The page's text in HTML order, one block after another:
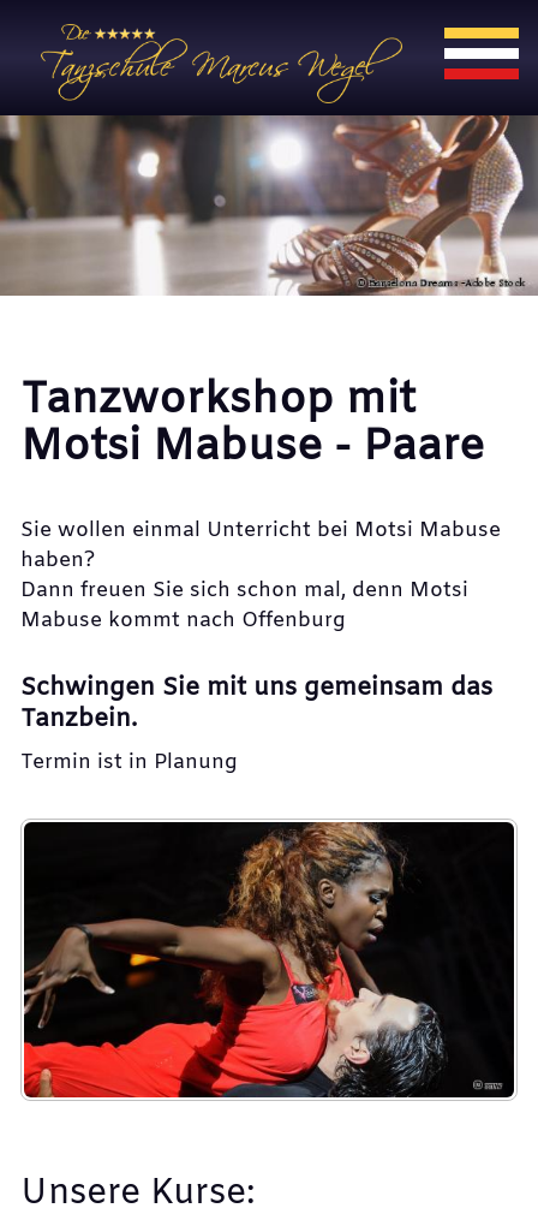
Tanzworkshop mit
Motsi Mabuse - Paare
Sie wollen einmal Unterricht bei Motsi Mabuse
haben?
Dann freuen Sie sich schon mal, denn Motsi
Mabuse kommt nach Offenburg
Schwingen Sie mit uns gemeinsam das
Tanzbein.
Termin ist in Planung
Unsere Kurse: